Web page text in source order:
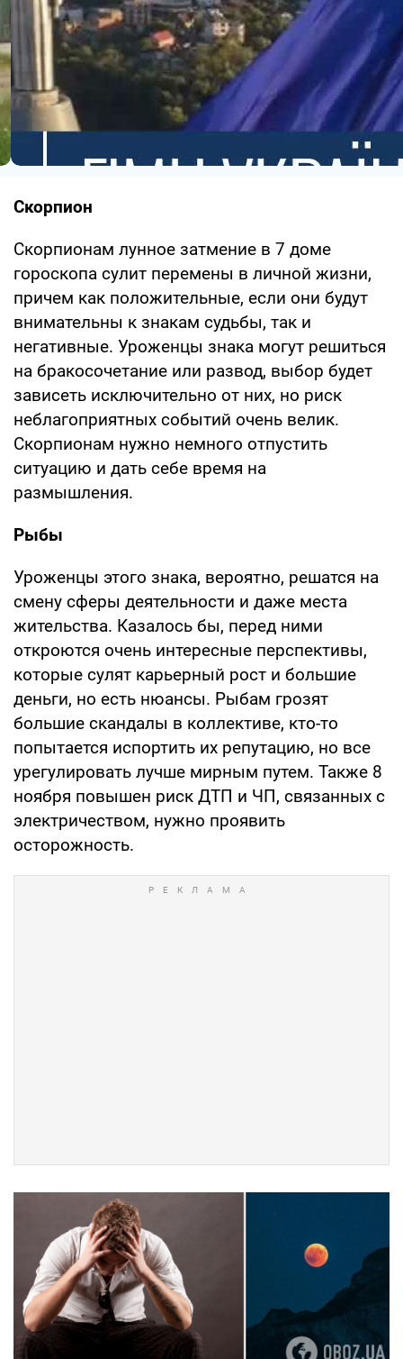
Скорпион
Скорпионам лунное затмение в 7 доме
гороскопа сулит перемены в личной жизни,
причем как положительные, если они будут
внимательны к знакам судьбы, так и
негативные. Уроженцы знака могут решиться
на бракосочетание или развод, выбор будет
зависеть исключительно от них, но риск
неблагоприятных событий очень велик.
Скорпионам нужно немного отпустить
ситуацию и дать себе время на
размышления.
Рыбы
Уроженцы этого знака, вероятно, решатся на
смену сферы деятельности и даже места
жительства. Казалось бы, перед ними
откроются очень интересные перспективы,
которые сулят карьерный рост и большие
деньги, но есть нюансы. Рыбам грозят
большие скандалы в коллективе, кто-то
попытается испортить их репутацию, но все
урегулировать лучше мирным путем. Также 8
ноября повышен риск ДТП и ЧП, связанных с
электричеством, нужно проявить
осторожность.